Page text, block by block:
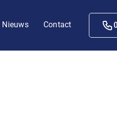
Nieuws Contact